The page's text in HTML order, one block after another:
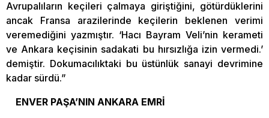
Avrupalıların keçileri çalmaya giriştiğini, götürdüklerini
ancak Fransa arazilerinde keçilerin beklenen verimi
veremediğini yazmıştır. ‘Hacı Bayram Veli’nin kerameti
ve Ankara keçisinin sadakati bu hırsızlığa izin vermedi.’
demiştir. Dokumacılıktaki bu üstünlük sanayi devrimine
kadar sürdü.”
ENVER PAŞA’NIN ANKARA EMRİ